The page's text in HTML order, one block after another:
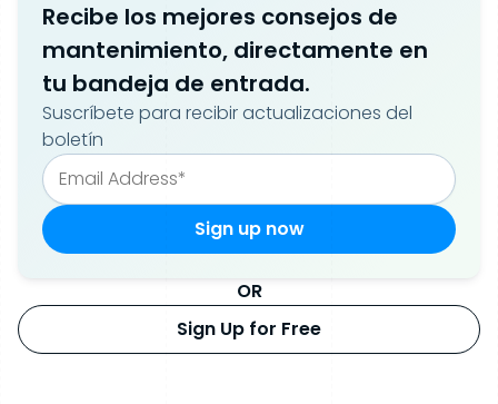
Recibe los mejores consejos de
mantenimiento, directamente en
tu bandeja de entrada.
Suscríbete para recibir actualizaciones del
boletín
OR
Sign Up for Free